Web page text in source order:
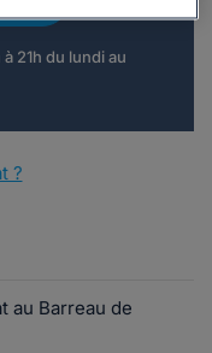
21h du lundi au
?
au Barreau de